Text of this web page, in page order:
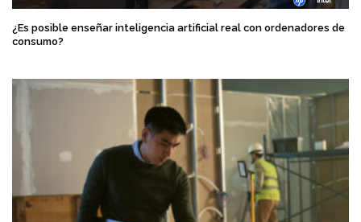
¿Es posible enseñar inteligencia artificial real con ordenadores de
consumo?